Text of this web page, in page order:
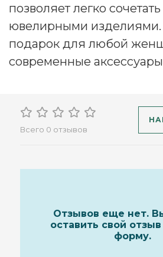
позволяет легко
ювелирными изделиями.
подарок для любой
современные
Всего 0 отзывов
Отзывов еще нет.
оставить свой
форму.